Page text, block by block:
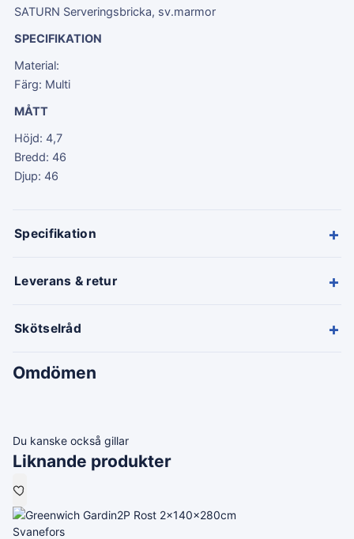
SATURN Serveringsbricka, sv.marmor
SPECIFIKATION
Material:
Färg: Multi
MÅTT
Höjd: 4,7
Bredd: 46
Djup: 46
Specifikation +
Leverans & retur +
Skötselråd +
Omdömen
Du kanske också gillar
Liknande produkter
Svanefors